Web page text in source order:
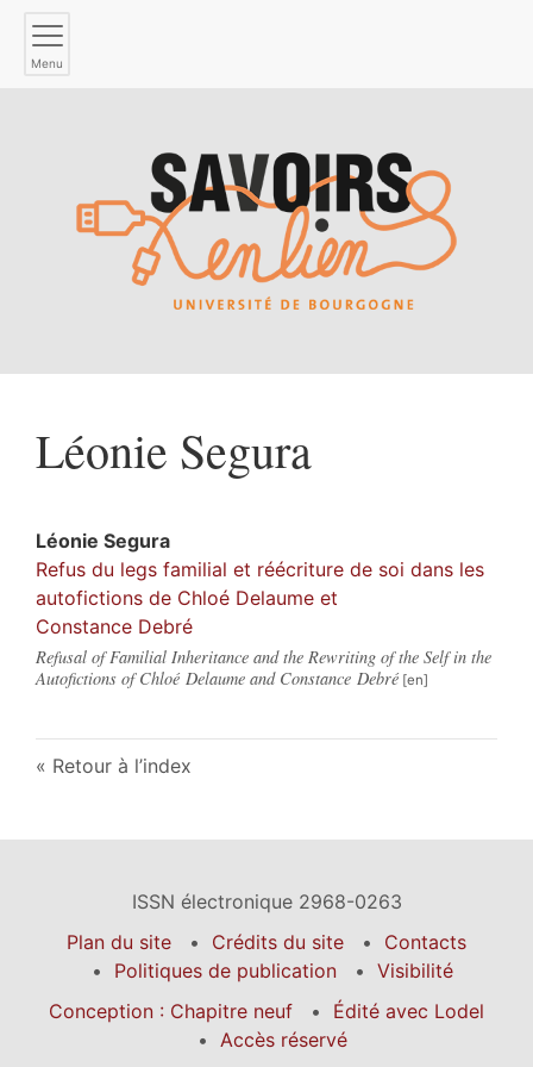
Menu
Léonie Segura
Léonie Segura
Refus du legs familial et réécriture de soi dans les
autofictions de Chloé Delaume et
Constance Debré
Refusal of Familial Inheritance and the Rewriting of the Self in the
Autofictions of Chloé Delaume and Constance Debré
Retour à l’index
ISSN électronique 2968-0263
Plan du site
Crédits du site
Contacts
Politiques de publication
Visibilité
Conception : Chapitre neuf
Édité avec Lodel
Accès réservé